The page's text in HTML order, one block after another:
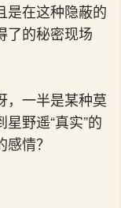
是在这种隐蔽的
的秘密现场
，一半是某种莫
野遥“真实”的
情？